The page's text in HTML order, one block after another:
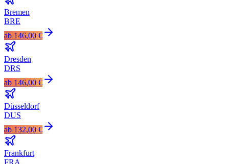
Bremen
BRE
ab 146,00 €
Dresden
DRS
ab 146,00 €
Düsseldorf
DUS
ab 132,00 €
Frankfurt
FRA